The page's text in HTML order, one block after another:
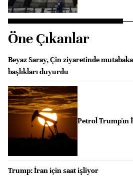
Öne Çıkanlar
Beyaz Saray, Çin ziyaretinde
başlıkları duyurdu
Petrol Trump'ın
Trump: İran için saat işliyor